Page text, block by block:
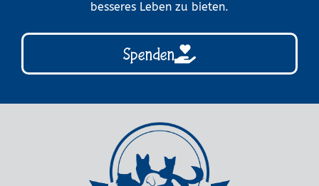
besseres Leben zu bieten.
Spenden